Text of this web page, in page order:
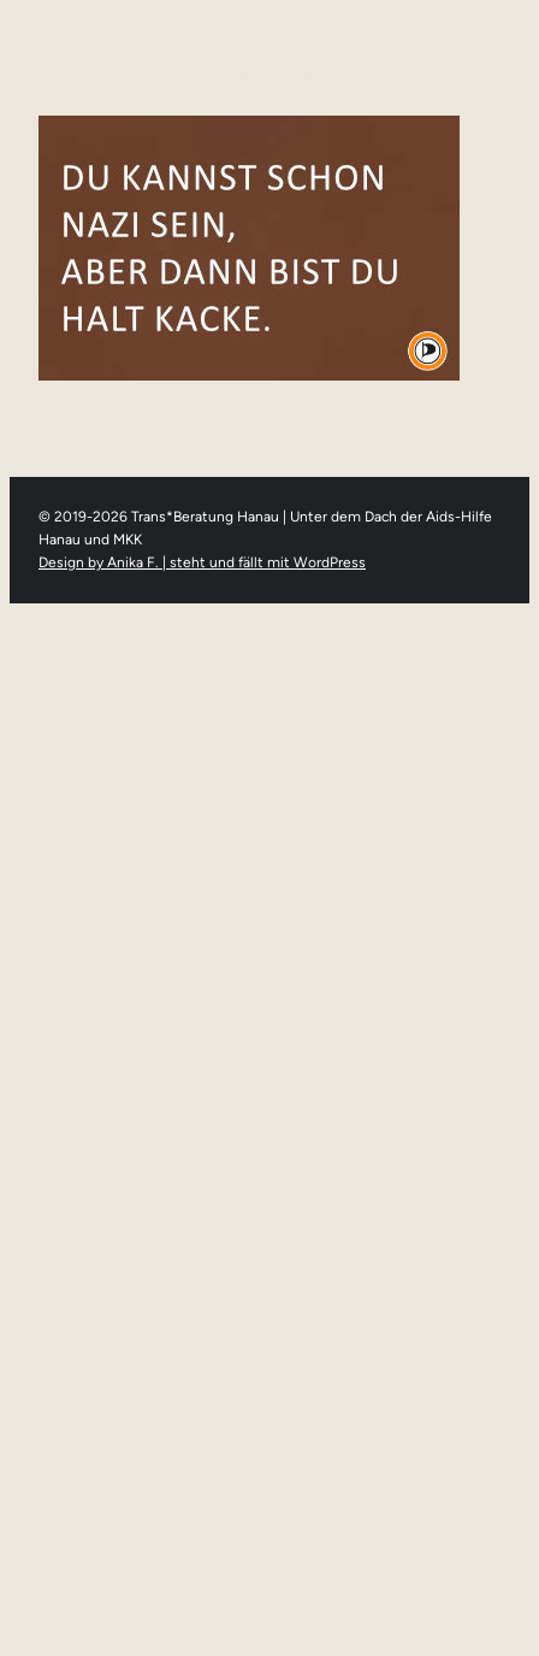
© 2019-2026 Trans*Beratung Hanau | Unter dem Dach der Aids-Hilfe
Hanau und MKK
Design by Anika F. | steht und fällt mit WordPress